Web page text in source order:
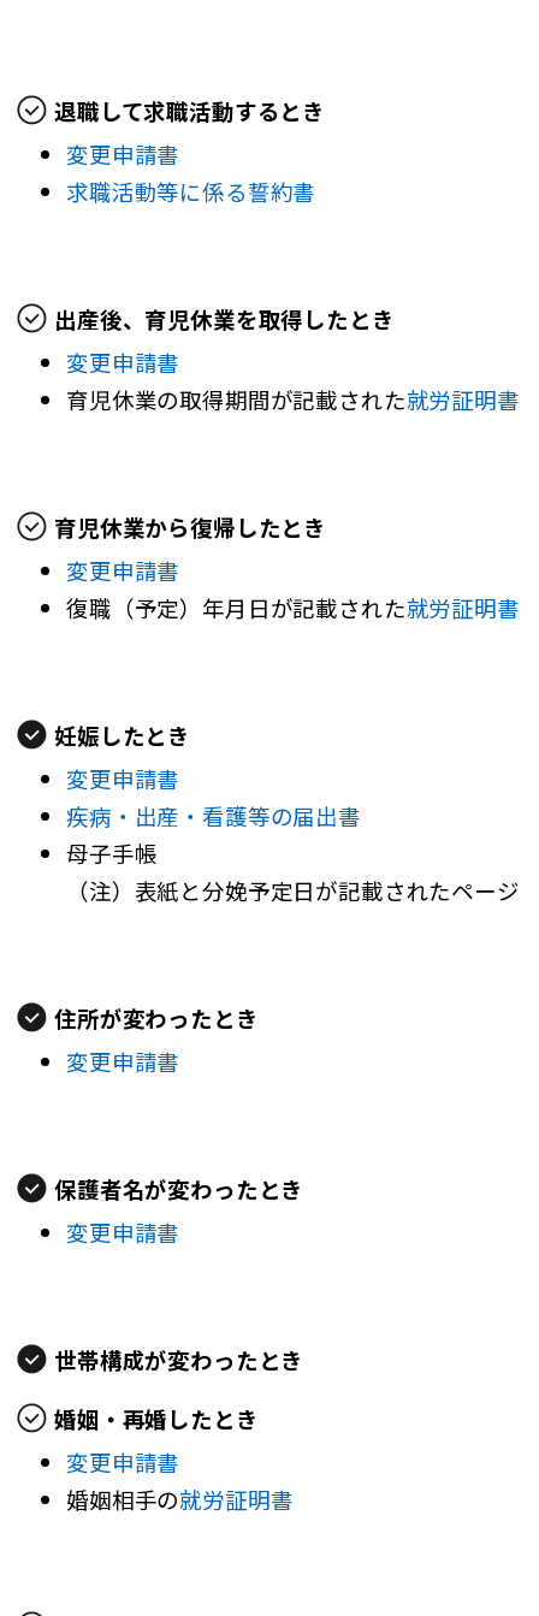
退職して求職活動するとき
変更申請書
求職活動等に係る誓約書
出産後、育児休業を取得したとき
変更申請書
育児休業の取得期間が記載された就労証明書
育児休業から復帰したとき
変更申請書
復職（予定）年月日が記載された就労証明書
妊娠したとき
変更申請書
疾病・出産・看護等の届出書
母子手帳
（注）表紙と分娩予定日が記載されたページ
住所が変わったとき
変更申請書
保護者名が変わったとき
変更申請書
世帯構成が変わったとき
婚姻・再婚したとき
変更申請書
婚姻相手の就労証明書